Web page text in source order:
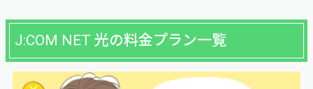
J:COM NET 光の料金プラン一覧